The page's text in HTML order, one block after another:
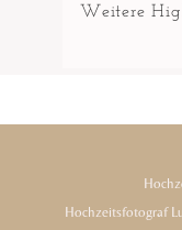
Weitere
Hochzeitsfotograf